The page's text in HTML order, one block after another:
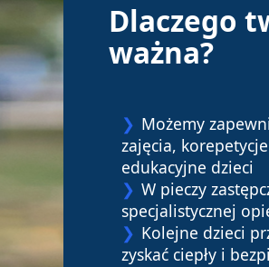
Dlaczego
ważna?
Możemy
zajęcia,
edukacyjne dzieci
W pieczy
specjalistycznej
Kolejne dzieci
zyskać ciepły i